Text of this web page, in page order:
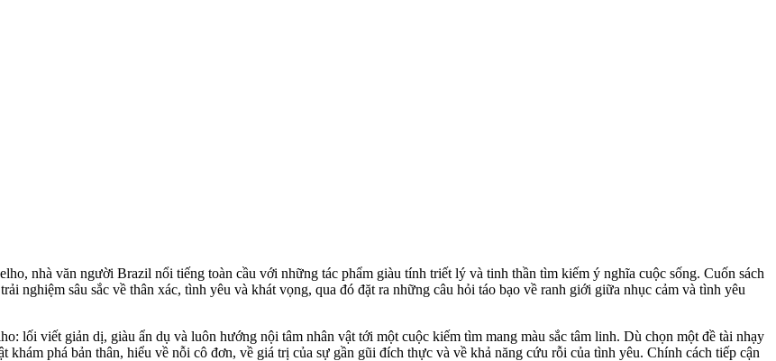
nhà văn người Brazil nổi tiếng toàn cầu với những tác phẩm giàu tính triết lý và tinh thần tìm kiếm ý nghĩa cuộc sống. Cuốn sách
nghiệm sâu sắc về thân xác, tình yêu và khát vọng, qua đó đặt ra những câu hỏi táo bạo về ranh giới giữa nhục cảm và tình yêu
lối viết giản dị, giàu ẩn dụ và luôn hướng nội tâm nhân vật tới một cuộc kiếm tìm mang màu sắc tâm linh. Dù chọn một đề tài nhạy
phá bản thân, hiểu về nỗi cô đơn, về giá trị của sự gần gũi đích thực và về khả năng cứu rỗi của tình yêu. Chính cách tiếp cận